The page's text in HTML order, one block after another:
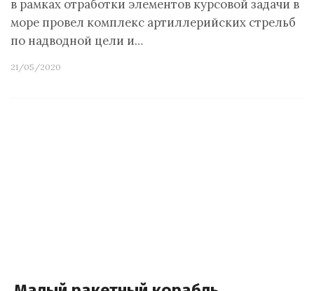
в рамках отработки элементов курсовой задачи в
море провел комплекс артиллерийских стрельб
по надводной цели и…
21/05/2020